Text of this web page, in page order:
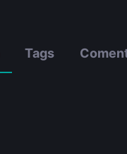
Tags